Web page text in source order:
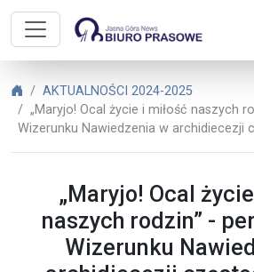
Biuro Prasowe Jasnej
Biuro Prasowe Jasnej Góry
AKTUALNOŚCI 2024-2025
„Maryjo! Ocal życie i miłość naszych
Wizerunku Nawiedzenia w archidiecezji
„Maryjo! Ocal
naszych rodzin” -
Wizerunku